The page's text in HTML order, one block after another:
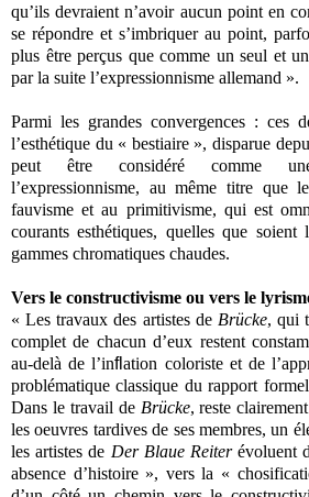
qu’ils devraient n’avoir aucun point en
se répondre et s’imbriquer au point,
plus être perçus que comme un seul et
par la suite l’expressionnisme allemand ».
Parmi les grandes convergences : ces
l’esthétique du « bestiaire », disparue
peut être considéré comme
l’expressionnisme, au même titre que
fauvisme et au primitivisme, qui est
courants esthétiques, quelles que
gammes chromatiques chaudes.
Vers le constructivisme ou vers le
« Les travaux des artistes de Brücke, qui
complet de chacun d’eux restent
au-delà de l’inflation coloriste et de
problématique classique du rapport
Dans le travail de Brücke, reste
les oeuvres tardives de ses membres, un
les artistes de Der Blaue Reiterévoluent
absence d’histoire », vers la «